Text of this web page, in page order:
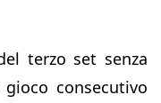
terzo set senza
consecutivo